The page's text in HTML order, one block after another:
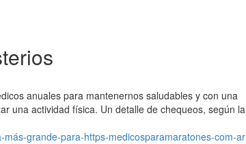
anuales para mantenernos saludables y con una
una actividad física. Un detalle de chequeos, según la
grande-para-https-medicosparamaratones-com-ar